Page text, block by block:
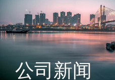
公司新闻